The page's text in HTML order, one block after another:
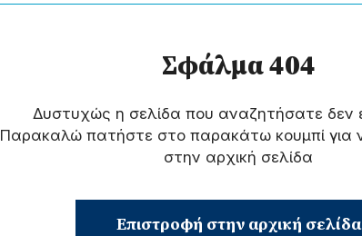
Σφάλμα 404
Δυστυχώς η σελίδα που αναζητήσατε δεν
Παρακαλώ πατήστε στο παρακάτω κουμπί για
στην αρχική σελίδα
Επιστροφή στην αρχική σελίδα